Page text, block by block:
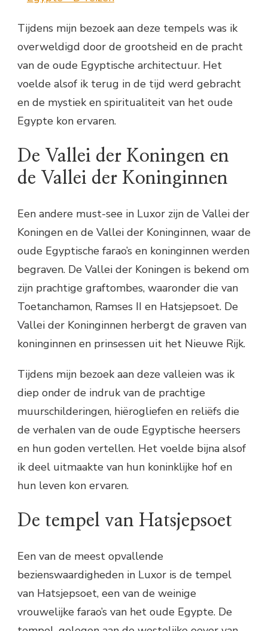
Tijdens mijn bezoek aan deze tempels was ik
overweldigd door de grootsheid en de pracht
van de oude Egyptische architectuur. Het
voelde alsof ik terug in de tijd werd gebracht
en de mystiek en spiritualiteit van het oude
Egypte kon ervaren.
De Vallei der Koningen en
de Vallei der Koninginnen
Een andere must-see in Luxor zijn de Vallei der
Koningen en de Vallei der Koninginnen, waar de
oude Egyptische farao’s en koninginnen werden
begraven. De Vallei der Koningen is bekend om
zijn prachtige graftombes, waaronder die van
Toetanchamon, Ramses II en Hatsjepsoet. De
Vallei der Koninginnen herbergt de graven van
koninginnen en prinsessen uit het Nieuwe Rijk.
Tijdens mijn bezoek aan deze valleien was ik
diep onder de indruk van de prachtige
muurschilderingen, hiërogliefen en reliëfs die
de verhalen van de oude Egyptische heersers
en hun goden vertellen. Het voelde bijna alsof
ik deel uitmaakte van hun koninklijke hof en
hun leven kon ervaren.
De tempel van Hatsjepsoet
Een van de meest opvallende
bezienswaardigheden in Luxor is de tempel
van Hatsjepsoet, een van de weinige
vrouwelijke farao’s van het oude Egypte. De